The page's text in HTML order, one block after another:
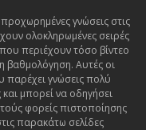
γνώσεις στις
ολοκληρωμένες σειρές
περιέχουν τόσο βίντεο
βαθμολόγηση. Αυτές οι
παρέχει γνώσεις πολύ
μπορεί να οδηγήσει
φορείς πιστοποίησης
παρακάτω σελίδες